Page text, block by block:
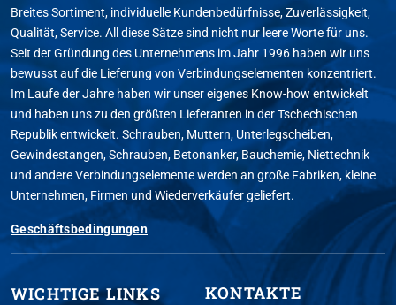
Breites Sortiment, individuelle Kundenbedürfnisse, Zuverlässigkeit,
Qualität, Service. All diese Sätze sind nicht nur leere Worte für uns.
Seit der Gründung des Unternehmens im Jahr 1996 haben wir uns
bewusst auf die Lieferung von Verbindungselementen konzentriert.
Im Laufe der Jahre haben wir unser eigenes Know-how entwickelt
und haben uns zu den größten Lieferanten in der Tschechischen
Republik entwickelt. Schrauben, Muttern, Unterlegscheiben,
Gewindestangen, Schrauben, Betonanker, Bauchemie, Niettechnik
und andere Verbindungselemente werden an große Fabriken, kleine
Unternehmen, Firmen und Wiederverkäufer geliefert.
Geschäftsbedingungen
WICHTIGE LINKS KONTAKTE